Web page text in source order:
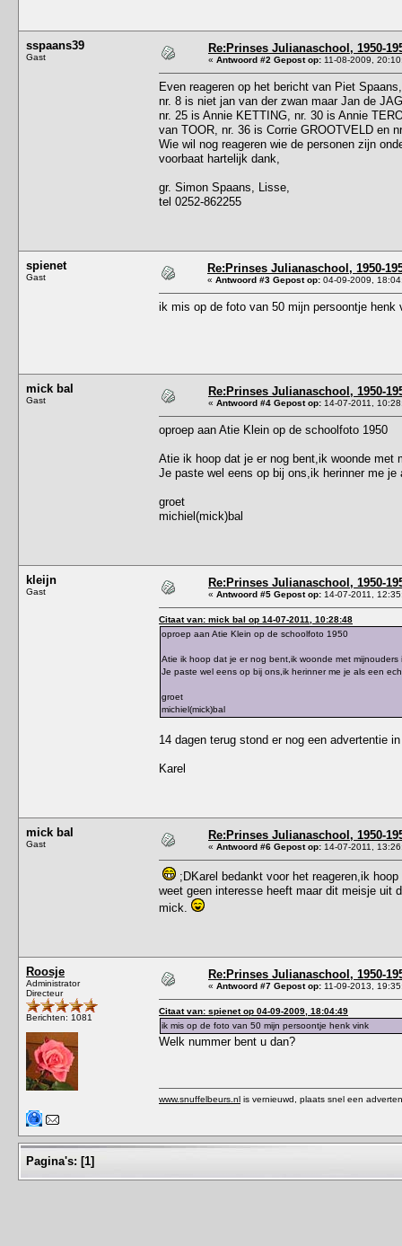
sspaans39
Gast
Re:Prinses Julianaschool, 1950-
« Antwoord #2 Gepost op: 11-08-2009,
Even reageren op het bericht van Piet Spaans,
nr. 8 is niet jan van der zwan maar Jan de
nr. 25 is Annie KETTING, nr. 30 is Annie
van TOOR, nr. 36 is Corrie GROOTVELD en
Wie wil nog reageren wie de personen zijn
voorbaat hartelijk dank,
gr. Simon Spaans, Lisse,
tel 0252-862255
spienet
Gast
Re:Prinses Julianaschool, 1950-
« Antwoord #3 Gepost op: 04-09-2009,
ik mis op de foto van 50 mijn persoontje henk
mick bal
Gast
Re:Prinses Julianaschool, 1950-
« Antwoord #4 Gepost op: 14-07-2011,
oproep aan Atie Klein op de schoolfoto 1950
Atie ik hoop dat je er nog bent,ik woonde met
Je paste wel eens op bij ons,ik herinner me
groet
michiel(mick)bal
kleijn
Gast
Re:Prinses Julianaschool, 1950-
« Antwoord #5 Gepost op: 14-07-2011,
Citaat van: mick bal op 14-07-2011, 10:28:48
oproep aan Atie Klein op de schoolfoto 1950
Atie ik hoop dat je er nog bent,ik woonde met
Je paste wel eens op bij ons,ik herinner me je als een
groet
michiel(mick)bal
14 dagen terug stond er nog een advertentie
Karel
mick bal
Gast
Re:Prinses Julianaschool, 1950-
« Antwoord #6 Gepost op: 14-07-2011,
;DKarel bedankt voor het reageren,ik
weet geen interesse heeft maar dit meisje uit
mick.
Roosje
Administrator
Directeur
Berichten: 1081
Re:Prinses Julianaschool, 1950-
« Antwoord #7 Gepost op: 11-09-2013,
Citaat van: spienet op 04-09-2009, 18:04:49
ik mis op de foto van 50 mijn persoontje henk vink
Welk nummer bent u dan?
www.snuffelbeurs.nl is vernieuwd, plaats snel een
Pagina's: [1]